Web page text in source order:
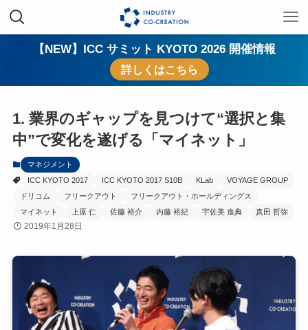
【NEW】ICC サミット KYOTO 2026 開催情報
詳しくはこちら
1. 業界のギャップを見つけて“選択と集
中”で変化を遂げる「マイネット」
マネジメント
ICC KYOTO 2017
ICC KYOTO 2017 S10B KLab
VOYAGE GROUP
ドリコム
フリークアウト
フリークアウト・ホールディングス
マイネット
上原 仁 佐藤 裕介 内藤 裕紀 宇佐美 進典 真田 哲弥
2019年1月28日